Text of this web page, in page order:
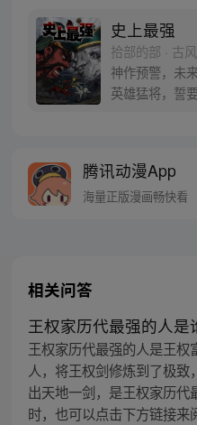
史上最强
拾部的部 · 古
神作预警，未
英雄猛将，誓要决出
丝群：
腾讯动漫App
海量正版漫画畅快看
相关问答
王权家历代最强的人是
王权家历代最强的人是王
人，将王权剑修炼到了极
出天地一剑，是王权家历代
时，也可以点击下方链接来